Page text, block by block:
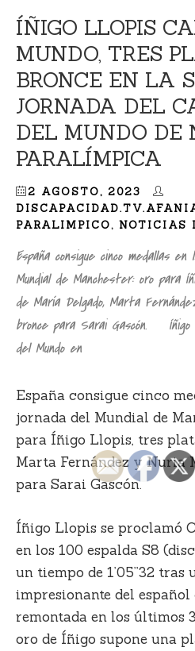
ÍÑIGO LLOPIS
MUNDO, TRES
BRONCE EN LA
JORNADA DEL
DEL MUNDO DE
PARALÍMPICA
2 AGOSTO, 2023
PARALIMPICO, NOTICIAS
España consigue cinco medallas
Mundial de Manchester: oro para
de María Delgado, Marta
bronce para Sarai Gascón. Íñigo
del Mundo en
España consigue cinco
jornada del Mundial de
para Íñigo Llopis, tres
Marta Fernández y Nuria
para Sarai Gascón.
Íñigo Llopis se proclamó
en los 100 espalda S8
un tiempo de 1’05”32 tras
impresionante del
remontada en los últimos
oro de Íñigo supone una